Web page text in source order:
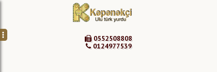
0552508808
0124977539